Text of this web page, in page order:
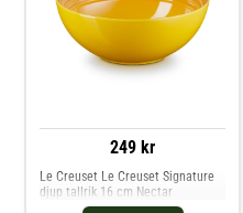
249 kr
Le Creuset Le Creuset Signature
djup tallrik 16 cm Nectar